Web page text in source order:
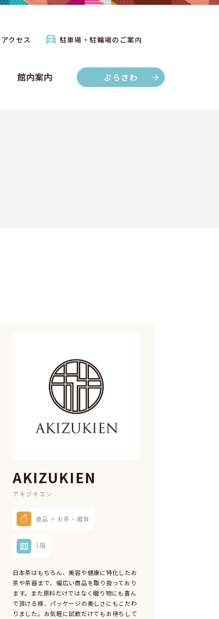
アクセス 駐車場・駐輪場のご案内
館内案内 ぷらさわ
AKIZUKIEN
アキヅキエン
食品 > お茶・雑貨
1階
日本茶はもちろん、美容や健康に特化したお
茶や茶器まで、幅広い商品を取り扱っており
ます。また原料だけではなく贈り物にも喜ん
で頂ける様、パッケージの美しさにもこだわ
りました。お気軽に試飲だけでもお待ちして